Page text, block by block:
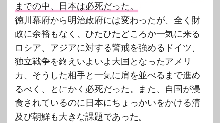
までの中、日本は必死だった。
徳川幕府から明治政府には変わったが、全く財
政に余裕もなく、ひたひたどころか一気に来る
ロシア、アジアに対する警戒を強めるドイツ、
独立戦争を終えいよいよ大国となったアメリ
カ、そうした相手と一気に肩を並べるまで進め
るべく、とにかく必死だった。また、自国が浸
食されているのに日本にちょっかいをかける清
及び朝鮮も大きな課題であった。